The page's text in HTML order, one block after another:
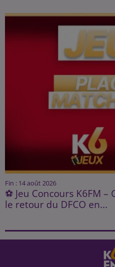
Fin : 14 août 2026
⚽ Jeu Concours K6FM
le retour du DFCO en...